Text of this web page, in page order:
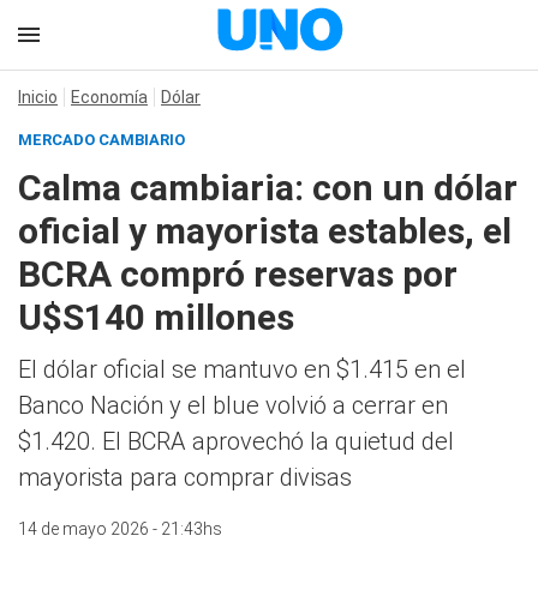
Inicio Economía Dólar
MERCADO CAMBIARIO
Calma cambiaria: con un dólar
oficial y mayorista estables, el
BCRA compró reservas por
U$S140 millones
El dólar oficial se mantuvo en $1.415 en el
Banco Nación y el blue volvió a cerrar en
$1.420. El BCRA aprovechó la quietud del
mayorista para comprar divisas
14 de mayo 2026 - 21:43hs